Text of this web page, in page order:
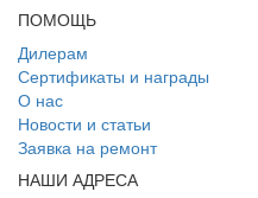
ПОМОЩЬ
Дилерам
Сертификаты и награды
О нас
Новости и статьи
Заявка на ремонт
НАШИ АДРЕСА